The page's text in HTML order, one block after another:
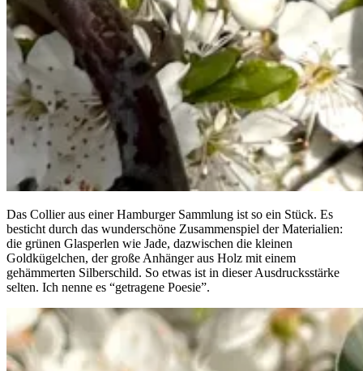
Das Collier aus einer Hamburger Sammlung ist so ein Stück. Es
besticht durch das wunderschöne Zusammenspiel der Materialien:
die grünen Glasperlen wie Jade, dazwischen die kleinen
Goldkügelchen, der große Anhänger aus Holz mit einem
gehämmerten Silberschild. So etwas ist in dieser Ausdrucksstärke
selten. Ich nenne es “getragene Poesie”.